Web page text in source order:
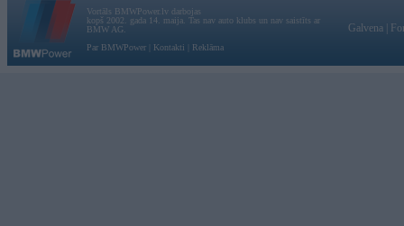
Vortāls BMWPower.lv darbojas
kopš 2002. gada 14. maija. Tas nav auto klubs un nav saistīts ar
BMW AG.
Par BMWPower
Kontakti Reklāma
Galvena